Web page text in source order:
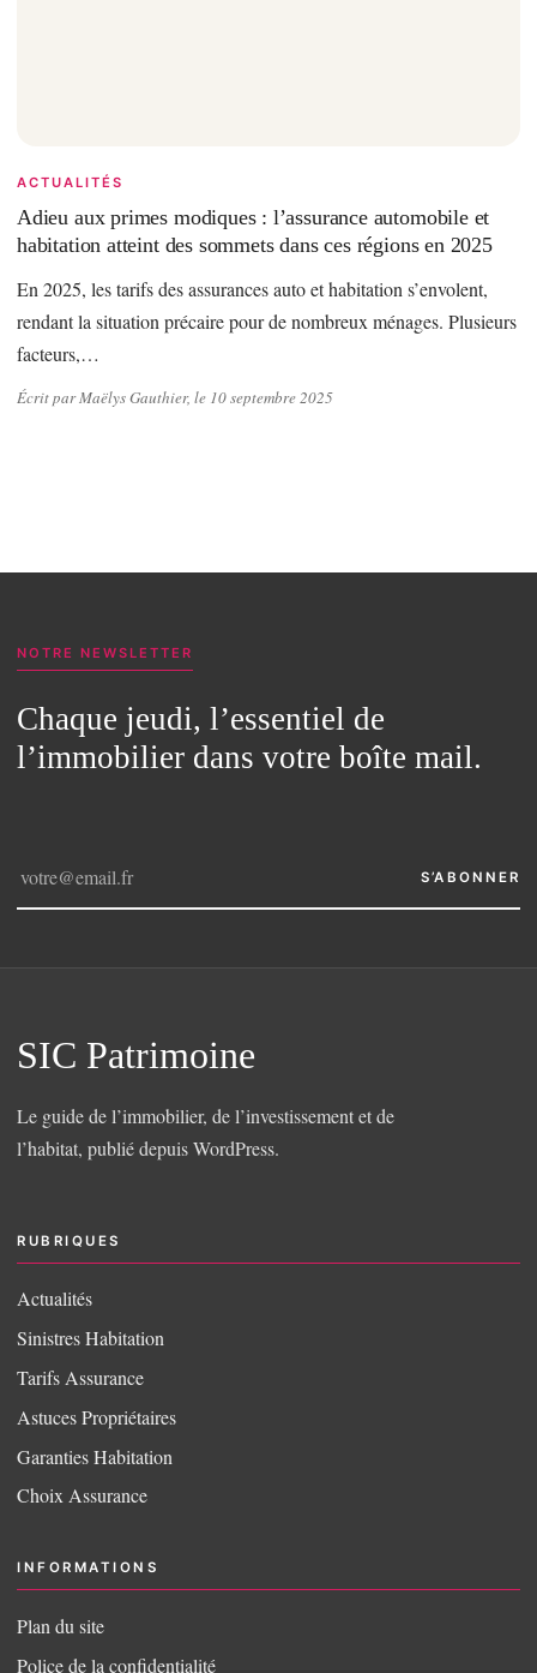
ACTUALITÉS
Adieu aux primes modiques : l’assurance automobile et
habitation atteint des sommets dans ces régions en 2025
En 2025, les tarifs des assurances auto et habitation s’envolent,
rendant la situation précaire pour de nombreux ménages. Plusieurs
facteurs,…
Écrit par Maëlys Gauthier, le 10 septembre 2025
NOTRE NEWSLETTER
Chaque jeudi, l’essentiel de
l’immobilier dans votre boîte mail.
S’ABONNER
SIC Patrimoine
Le guide de l’immobilier, de l’investissement et de
l’habitat, publié depuis WordPress.
RUBRIQUES
Actualités
Sinistres Habitation
Tarifs Assurance
Astuces Propriétaires
Garanties Habitation
Choix Assurance
INFORMATIONS
Plan du site
Police de la confidentialité